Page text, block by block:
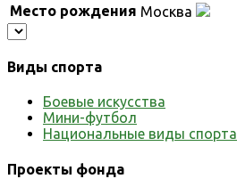
Место рождения Москва
Виды спорта
Боевые искусства
Мини-футбол
Национальные виды спорта
Проекты фонда